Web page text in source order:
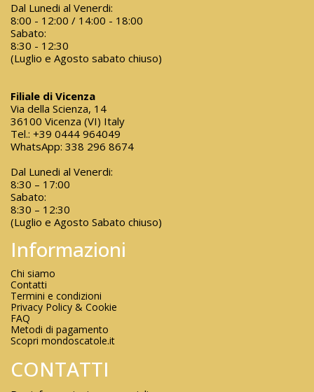
Dal Lunedi al Venerdi:
8:00 - 12:00 / 14:00 - 18:00
Sabato:
8:30 - 12:30
(Luglio e Agosto sabato chiuso)
Filiale di Vicenza
Via della Scienza, 14
36100 Vicenza (VI) Italy
Tel.: +39 0444 964049
WhatsApp: 338 296 8674
Dal Lunedi al Venerdi:
8:30 – 17:00
Sabato:
8:30 – 12:30
(Luglio e Agosto Sabato chiuso)
Informazioni
Chi siamo
Contatti
Termini e condizioni
Privacy Policy & Cookie
FAQ
Metodi di pagamento
Scopri mondoscatole.it
CONTATTI